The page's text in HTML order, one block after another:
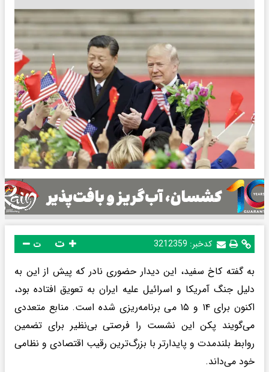
کدخبر: 3212359 ت
به گفته کاخ سفید، این دیدار حضوری نادر که پیش از این به
دلیل جنگ آمریکا و اسرائیل علیه ایران به تعویق افتاده بود،
اکنون برای ۱۴ و ۱۵ می برنامه‌ریزی شده است. منابع متعددی
می‌گویند پکن این نشست را فرصتی بی‌نظیر برای تضمین
روابط بلندمدت و پایدارتر با بزرگ‌ترین رقیب اقتصادی و نظامی
خود می‌داند.